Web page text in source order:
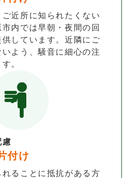
近所に知られたくない
内では早朝・夜間の回
しています。近隣にご
よう、騒音に細心の注
。
慮
付け
ることに抵抗がある方